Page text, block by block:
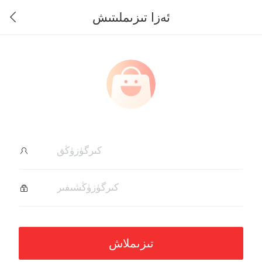
ئەزا تىزىملىتىش